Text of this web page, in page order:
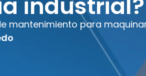
mantenimiento para